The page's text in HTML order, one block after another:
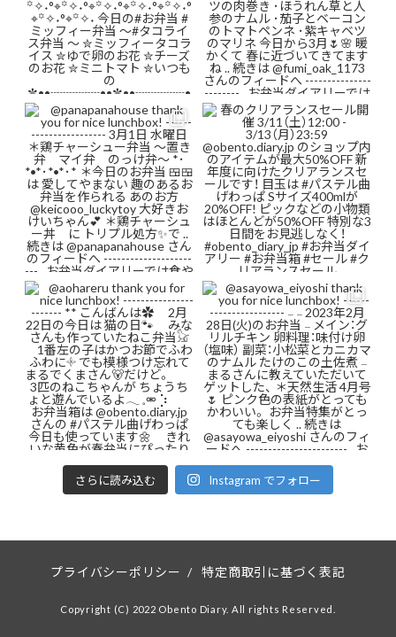
さらに読み込む Instagram でフォロー
プライバシーポリシー / 特定商取引に基づく表記
Copyright (C) 2022 Obento Diary. All rights Reserved.